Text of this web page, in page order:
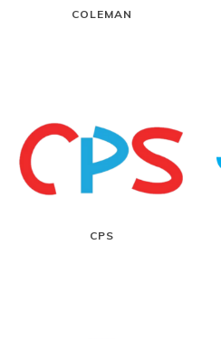
COLEMAN
CPS